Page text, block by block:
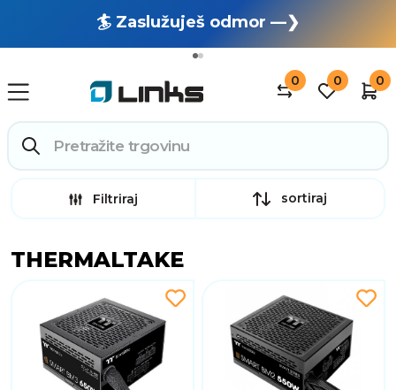
🏄 Zaslužuješ odmor —❯
🔥 OUTLET: TOTALNA RASPRODAJA —❯
0 0 0
Filtriraj sortiraj
THERMALTAKE